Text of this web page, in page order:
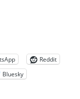
Reddit
Bluesky